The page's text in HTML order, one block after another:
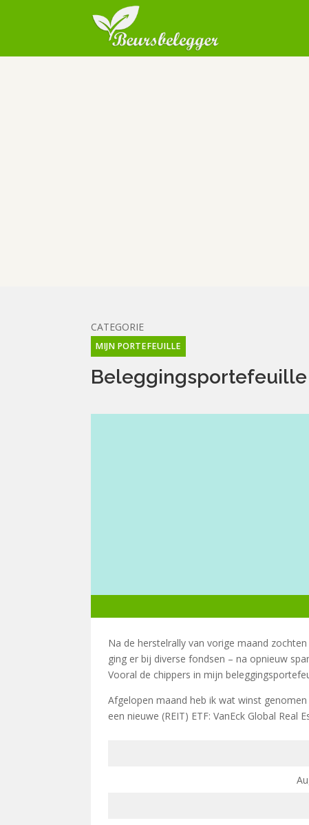
CATEGORIE
MIJN PORTEFEUILLE
Beleggingsportefeuille
Na de herstelrally van vorige maand
ging er bij diverse fondsen – na opnieuw
Vooral de chippers in mijn
Afgelopen maand heb ik wat winst
een nieuwe (REIT) ETF: VanEck Global Real